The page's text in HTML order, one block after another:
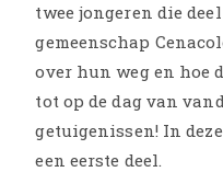
twee jongeren die
gemeenschap
over hun weg en hoe
tot op de dag van
getuigenissen! In
een eerste deel.